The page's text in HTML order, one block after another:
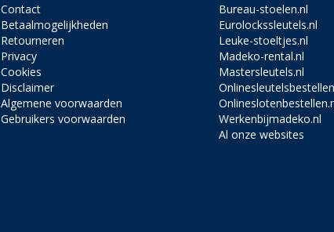
Contact
Betaalmogelijkheden
Retourneren
Privacy
Cookies
Disclaimer
Algemene voorwaarden
Gebruikers voorwaarden
Bureau-stoelen.nl
Eurolockssleutels.nl
Leuke-stoeltjes.nl
Madeko-rental.nl
Mastersleutels.nl
Werkenbijmadeko.nl
Al onze websites